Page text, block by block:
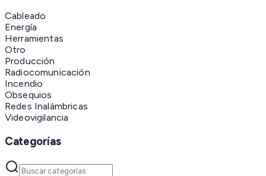
Cableado
Energía
Herramientas
Otro
Producción
Radiocomunicación
Incendio
Obsequios
Redes Inalámbricas
Videovigilancia
Categorías